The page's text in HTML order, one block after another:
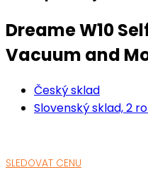
Dreame W10
Vacuum and
Český sklad
Slovenský sklad, 2
SLEDOVAT CENU